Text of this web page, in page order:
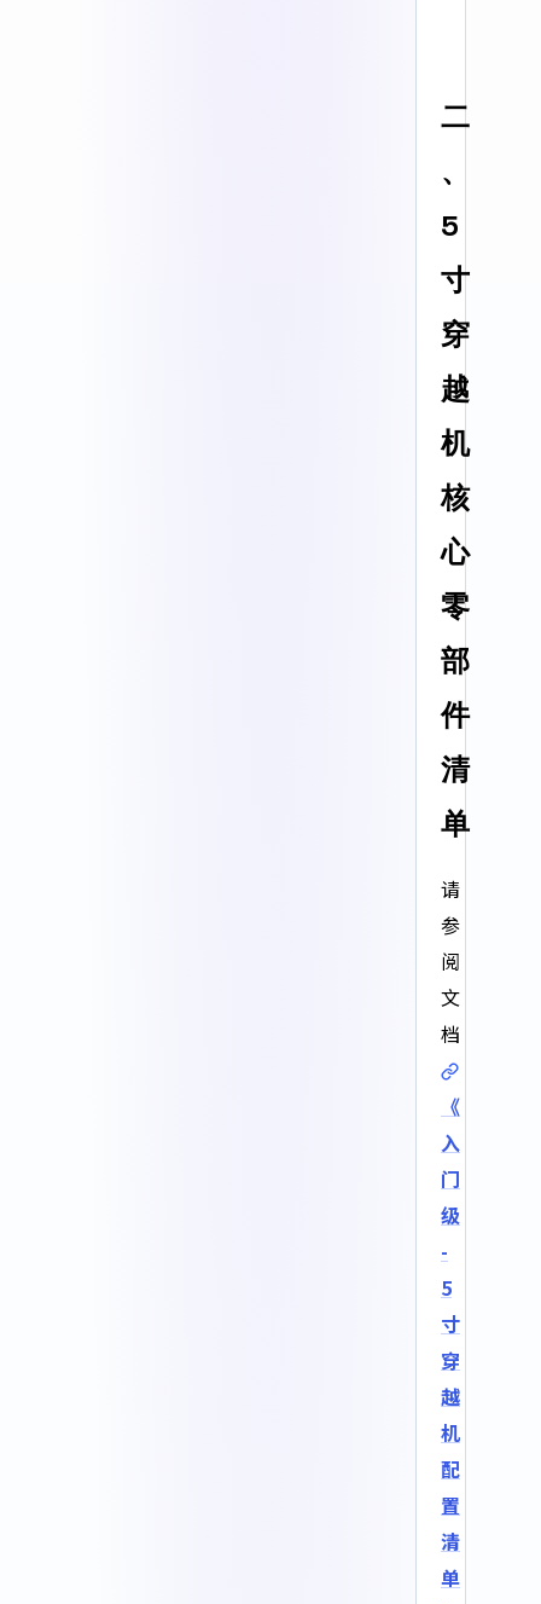
二
、
5
寸
穿
越
机
核
心
零
部
件
清
单
请
参
阅
文
档
《
入
门
级
-
5
寸
穿
越
机
配
置
清
单